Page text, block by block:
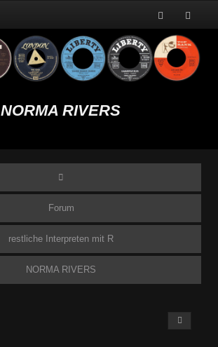
NORMA RIVERS
Forum
restliche Interpreten mit R
NORMA RIVERS